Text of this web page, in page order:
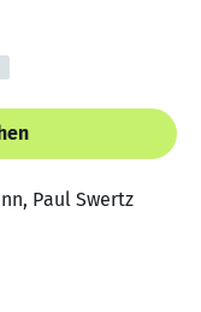
Paul Swertz